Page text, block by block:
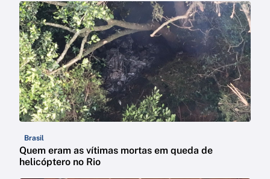
Brasil
Quem eram as vítimas mortas em queda de
helicóptero no Rio